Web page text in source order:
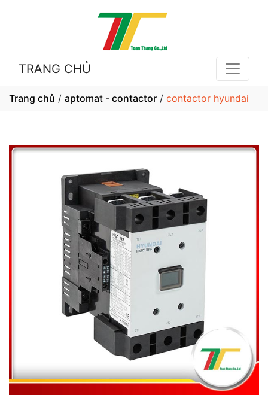
TRANG CHỦ
Trang chủ / aptomat - contactor / contactor hyundai